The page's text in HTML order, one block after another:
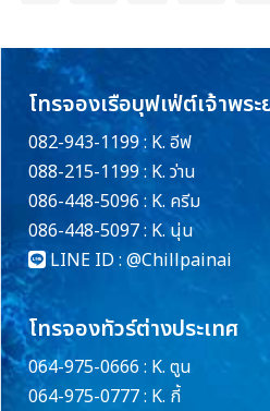
โทรจองเรือบุฟเฟ่ต์เจ้าพระ
082-943-1199 : K. อีฟ
088-215-1199 : K. ว่าน
086-448-5096 : K. ครีม
086-448-5097 : K. นุ่น
LINE ID : @Chillpainai
โทรจองทัวร์ต่างประเทศ
064-975-0666 : K. ตูน
064-975-0777 : K. กี้